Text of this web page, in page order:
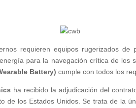
requieren equipos rugerizados
para la navegación crítica de los
Battery) cumple con todos los
ha recibido la adjudicación del
de los Estados Unidos. Se trata de la